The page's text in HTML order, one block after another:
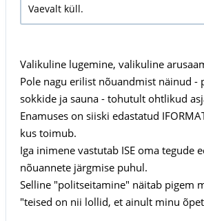
Vaevalt küll.
Valikuline lugemine, valikuline
Pole nagu erilist nõuandmist näinud -
sokkide ja sauna - tohutult ohtlikud
Enamuses on siiski edastatud
kus toimub.
Iga inimene vastutab ISE oma tegude
nõuannete järgmise puhul.
Selline "politseitamine" näitab pigem
"teised on nii lollid, et ainult minu